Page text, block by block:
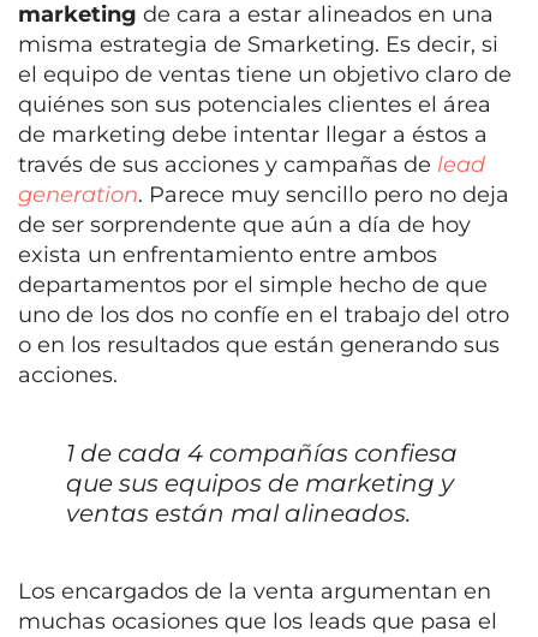
marketing de cara a estar alineados en una
misma estrategia de Smarketing. Es decir, si
el equipo de ventas tiene un objetivo claro de
quiénes son sus potenciales clientes el área
de marketing debe intentar llegar a éstos a
través de sus acciones y campañas de lead
generation. Parece muy sencillo pero no deja
de ser sorprendente que aún a día de hoy
exista un enfrentamiento entre ambos
departamentos por el simple hecho de que
uno de los dos no confíe en el trabajo del otro
o en los resultados que están generando sus
acciones.
1 de cada 4 compañías confiesa
que sus equipos de marketing y
ventas están mal alineados.
Los encargados de la venta argumentan en
muchas ocasiones que los leads que pasa el